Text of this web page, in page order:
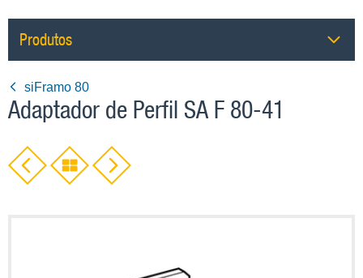
Produtos
siFramo 80
Adaptador de Perfil SA F 80-41